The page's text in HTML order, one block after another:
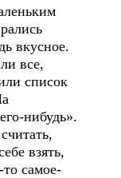
вкусное.
все,
список
нибудь».
взять,
самое-